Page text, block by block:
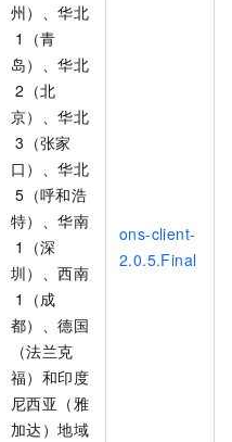
州）、华北
1（青
岛）、华北
2（北
京）、华北
3（张家
口）、华北
5（呼和浩
特）、华南
1（深
圳）、西南
1（成
都）、德国
（法兰克
福）和印度
尼西亚（雅
加达）地域
ons-client-
2.0.5.Final